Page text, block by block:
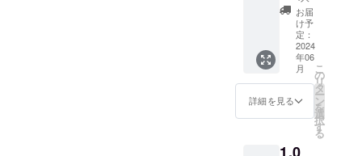
す。
期限：
2024年
7月末ま
催方
法：神
藤沢市
長後に
しま
す。 諸
注意 ・
HPは
2024年
6月末ま
でに完
成予定
お名前
お名前
につき
まして
は、備
考欄に
てお希
望のお
名前を
公式HP
はこち
らから
お願い
いたし
ます。
・また
会社名
の掲載
をご希
望の方
らから
お届
け予
定：
2024
年06
月
詳細を見る
こ
の
リ
タ
ー
ン
を
選
択
す
る